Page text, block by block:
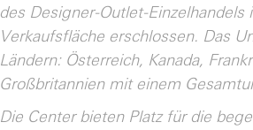
des Designer-Outlet-
Verkaufsfläche erschlossen. Das
Ländern: Österreich, Kanada,
Großbritannien mit einem
Die Center bieten Platz für die